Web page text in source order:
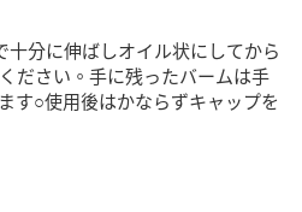
分に伸ばしオイル状にしてから
ださい。手に残ったバームは手
す○使用後はかならずキャップを